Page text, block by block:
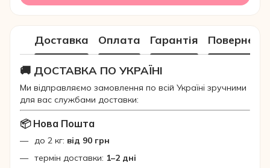
Доставка Оплата Гарантія
🚚 ДОСТАВКА ПО УКРАЇНІ
Ми відправляємо замовлення по всій Україні зручними
для вас службами доставки:
📦 Нова Пошта
до 2 кг: від 90 грн
термін доставки: 1–2 дні